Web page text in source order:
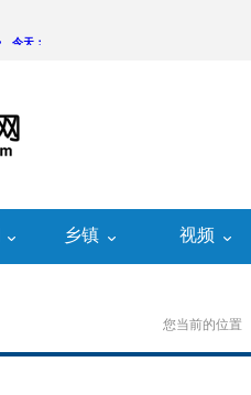
乡镇 视频
您当前的位置